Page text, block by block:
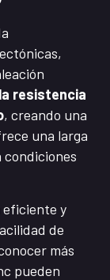
resistencia
, creando una
una larga
eficiente y
de
más
pueden